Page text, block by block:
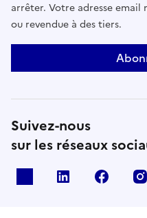
arrêter. Votre adresse email
ou revendue à des tiers.
Suivez-nous
sur les réseaux
Linkedin